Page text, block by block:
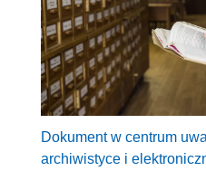
Dokument w centrum
archiwistyce i